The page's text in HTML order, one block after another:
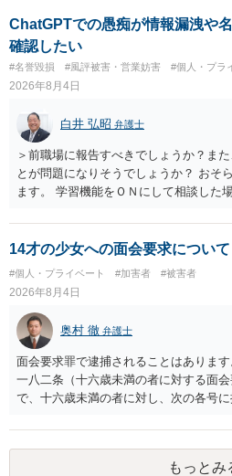
ChatGPTでの愚痴が情報漏洩や
確認したい
#名誉毀損 #風評被害・営業妨害 #個人・プラ
2026年8月4日
白井 弘昭 弁護士
＞前職場に報告すべきでしょうか？ま
とが問題になりそうでしょうか？ おそ
ます。 学習機能をＯＮにして相談した
する可能性がありますが、個人名や会
般論として抽象化されて回答に織り込
せんので、その情報自体が、秘密情報
誉棄損として、個人や会社に対する誹謗
当たるとも思われません。 もちろん、
に入力したかも第三者にしられること
をせずに書き込んだことで（おそらく特
も）、相談者さんが刑事民事の責任に
私見ながらご参考まで。
14才の少女への面会要求について
#個人・プライベート #加害者 #被害者
2026年8月4日
奥村 徹 弁護士
面会要求罪で逮捕されることはありま
一八二条（十六歳未満の者に対する面
で、十六歳未満の者に対し、次の各号
が生まれた日より五年以上前の日に生
下の拘禁刑又は五十万円以下の罰金に
い又は誘惑して面会を要求すること。
もっとみ